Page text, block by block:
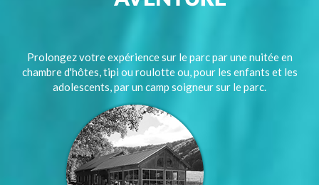
Prolongez votre expérience sur le parc par une nuitée en
chambre d'hôtes, tipi ou roulotte ou, pour les enfants et les
adolescents, par un camp soigneur sur le parc.